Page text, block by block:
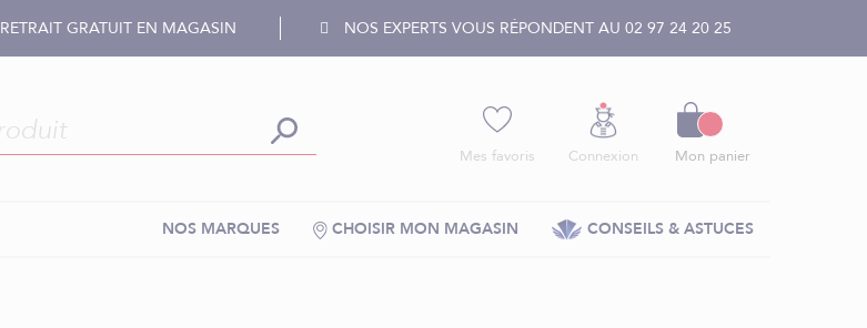
RETRAIT GRATUIT EN MAGASIN NOS EXPERTS VOUS RÉPONDENT AU 02 97 24 20 25
Mes favoris Connexion Mon panier
CONSEILS & ASTUCES
CHOISIR MON MAGASIN
NOS MARQUES